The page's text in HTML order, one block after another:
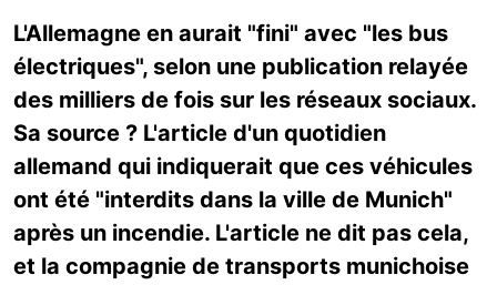
L'Allemagne en aurait "fini" avec "les bus
électriques", selon une publication relayée
des milliers de fois sur les réseaux sociaux.
Sa source ? L'article d'un quotidien
allemand qui indiquerait que ces véhicules
ont été "interdits dans la ville de Munich"
après un incendie. L'article ne dit pas cela,
et la compagnie de transports munichoise